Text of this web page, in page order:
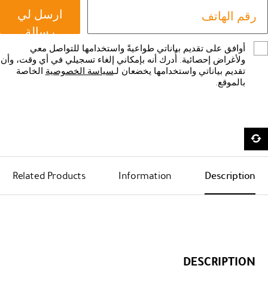
ارسل لي
رسالة
أوافق على تقديم بياناتي طواعيةً واستخدامها للتواصل معي
ولأغراض إحصائية. أُدرك أنه بإمكاني إلغاء تسجيلي في أي وقت، وأن
تقديم بياناتي واستخدامها يخضعان لـسياسة الخصوصية الخاصة
بالموقع.
Description
Information
Related Products
DESCRIPTION